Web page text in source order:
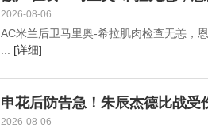
2026-08-06
AC米兰后卫马里奥-希拉肌肉检查无恙，
[详细]
申花后防告急！朱辰杰德比战
2026-08-06